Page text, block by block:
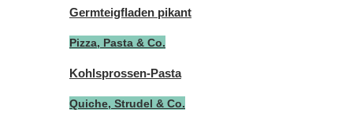
Germteigfladen pikant
Pizza, Pasta & Co.
Kohlsprossen-Pasta
Quiche, Strudel & Co.